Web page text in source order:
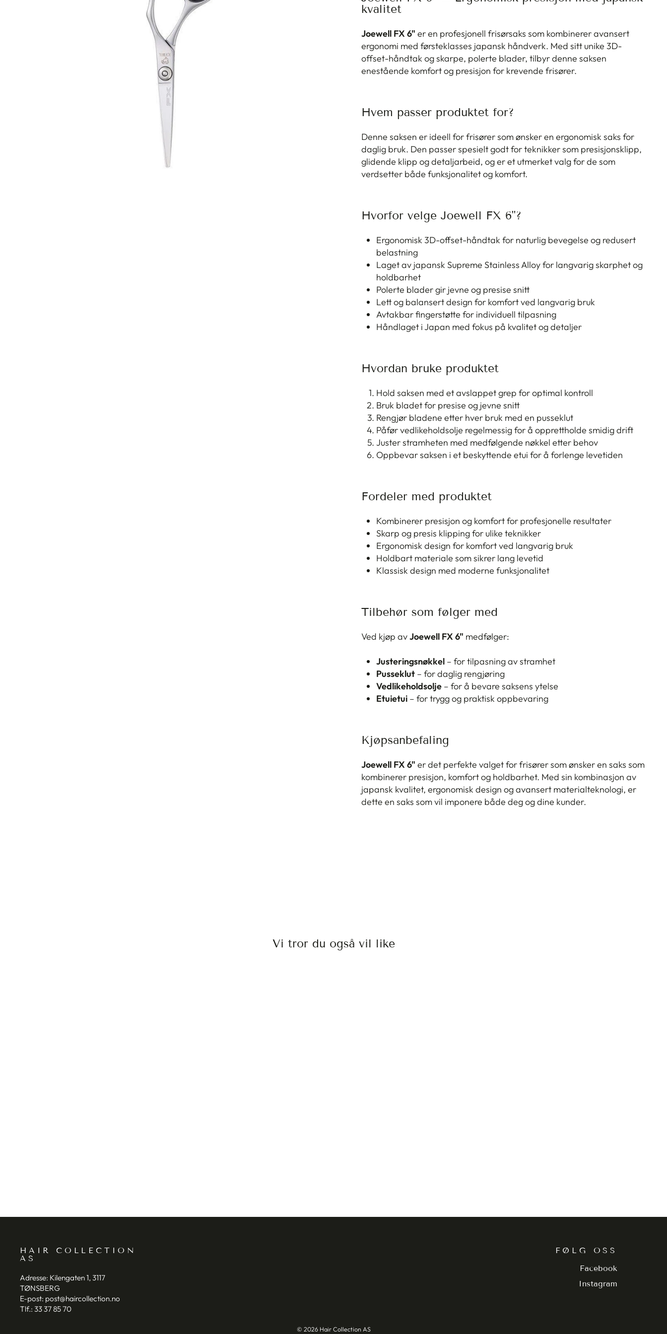
kvalitet
Joewell FX 6" er en profesjonell frisørsaks som kombinerer avansert
ergonomi med førsteklasses japansk håndverk. Med sitt unike 3D-
offset-håndtak og skarpe, polerte blader, tilbyr denne saksen
enestående komfort og presisjon for krevende frisører.
Hvem passer produktet for?
Denne saksen er ideell for frisører som ønsker en ergonomisk saks for
daglig bruk. Den passer spesielt godt for teknikker som presisjonsklipp,
glidende klipp og detaljarbeid, og er et utmerket valg for de som
verdsetter både funksjonalitet og komfort.
Hvorfor velge Joewell FX 6"?
Ergonomisk 3D-offset-håndtak for naturlig bevegelse og redusert
belastning
Laget av japansk Supreme Stainless Alloy for langvarig skarphet og
holdbarhet
Polerte blader gir jevne og presise snitt
Lett og balansert design for komfort ved langvarig bruk
Avtakbar fingerstøtte for individuell tilpasning
Håndlaget i Japan med fokus på kvalitet og detaljer
Hvordan bruke produktet
Hold saksen med et avslappet grep for optimal kontroll
Bruk bladet for presise og jevne snitt
Rengjør bladene etter hver bruk med en pusseklut
Påfør vedlikeholdsolje regelmessig for å opprettholde smidig drift
Juster stramheten med medfølgende nøkkel etter behov
Oppbevar saksen i et beskyttende etui for å forlenge levetiden
Fordeler med produktet
Kombinerer presisjon og komfort for profesjonelle resultater
Skarp og presis klipping for ulike teknikker
Ergonomisk design for komfort ved langvarig bruk
Holdbart materiale som sikrer lang levetid
Klassisk design med moderne funksjonalitet
Tilbehør som følger med
Ved kjøp avJoewell FX 6" medfølger:
Justeringsnøkkel – for tilpasning av stramhet
Pusseklut – for daglig rengjøring
Vedlikeholdsolje – for å bevare saksens ytelse
Etuietui – for trygg og praktisk oppbevaring
Kjøpsanbefaling
Joewell FX 6" er det perfekte valget for frisører som ønsker en saks som
kombinerer presisjon, komfort og holdbarhet. Med sin kombinasjon av
japansk kvalitet, ergonomisk design og avansert materialteknologi, er
dette en saks som vil imponere både deg og dine kunder.
Vi tror du også vil like
HAIR COLLECTION
AS
Adresse: Kilengaten 1, 3117
TØNSBERG
E-post: post@haircollection.no
Tlf.: 33 37 85 70
FØLG OSS
Facebook
Instagram
© 2026 Hair Collection AS